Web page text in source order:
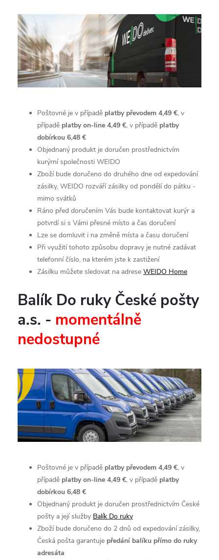
Poštovné je v případě platby převodem 4,49 €, v
případě platbyon-line 4,49 €, v případě platby
dobírkou 6,48 €
Objednaný produkt je doručen prostřednictvím
kurýrní společnosti WEIDO
Zboží bude doručeno do druhého dne od expedování
zásilky, WEIDO rozváří zásilky od pondělí do pátku -
mimo svátků
Ráno před doručením Vás bude kontaktovat kurýr a
potvrdí si s Vámi přesné místo a čas doručení
Lze se domluvit i na změně místa a času doručení
Při využití tohoto způsobu dopravy je nutné zadávat
telefonní číslo, na kterém jste k zastižení
Zásilku můžete sledovat na adrese WEIDO Home
Balík Do ruky České pošty
a.s. - momentálně
nedostupné
Poštovné je v případě platby převodem 4,49 €, v
případě platbyon-line 4,49 €, v případě platby
dobírkou 6,48 €
Objednaný produkt je doručen prostřednictvím České
pošty a její služby Balík Do ruky
Zboží bude doručeno do 2 dnů od expedování zásilky,
Česká pošta garantuje předání balíku přímo do ruky
adresáta